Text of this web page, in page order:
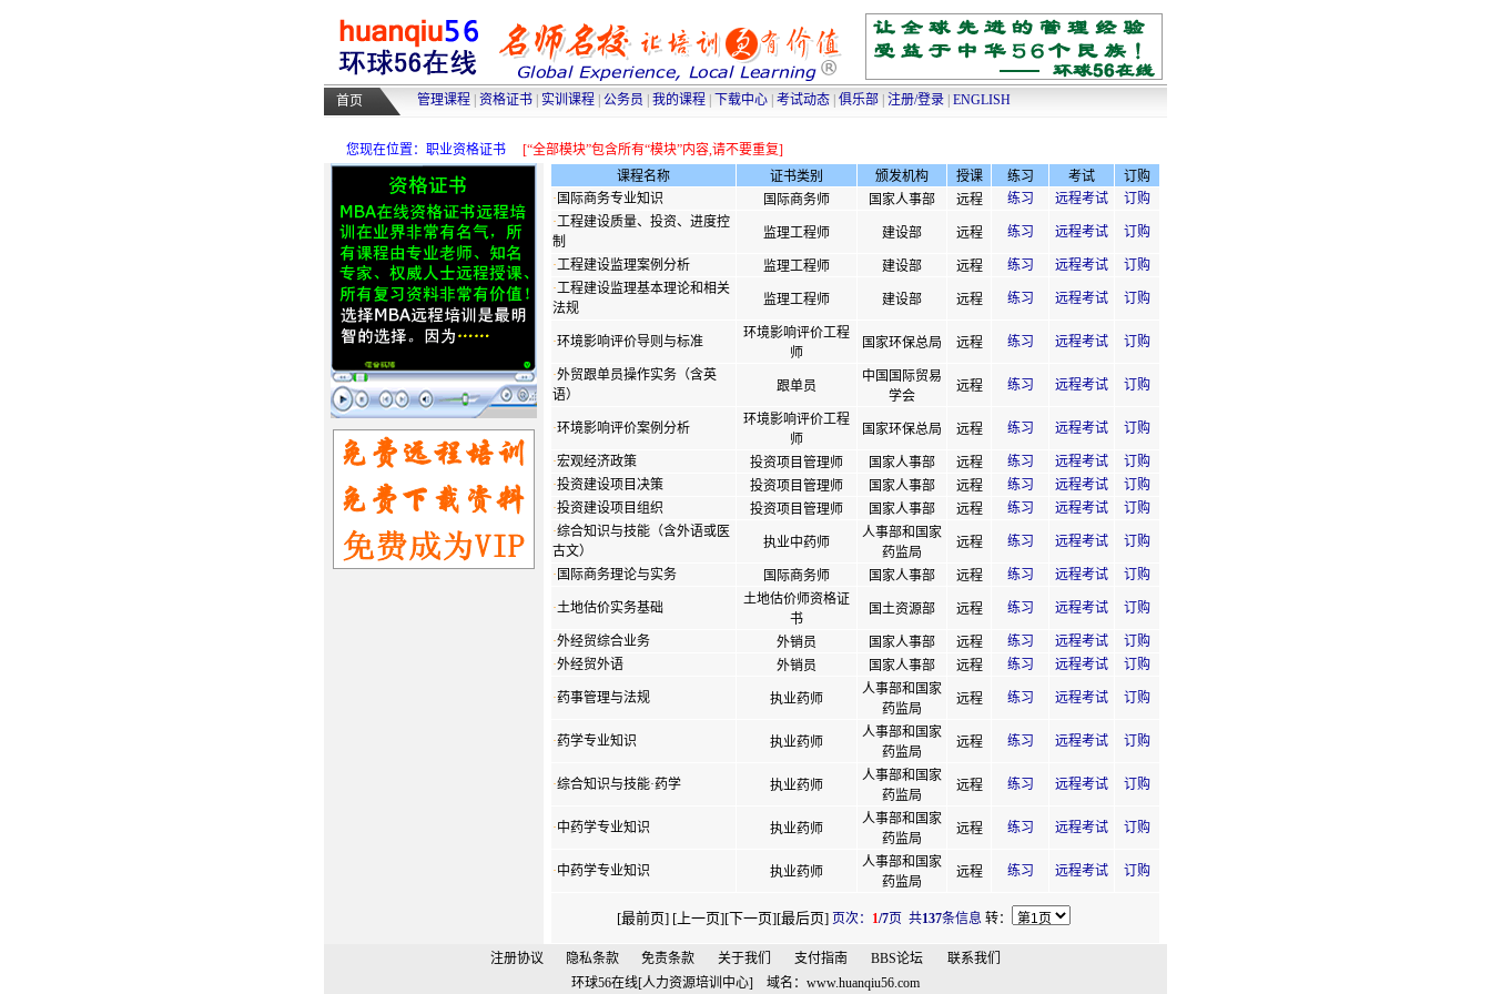
高级人力资源管理师培训 |高级物流师培训|
采购师培训 |物流师培训 人力资源管理师
首页 管理课程 资格证书 实训课程 公务员 我的课程 下载中心 考试动态 俱乐部 注册/登录 ENGLISH
您现在位置：职业资格证书 [“全部模块”包含所有“模块”内容,请不要重复]
课程名称
证书类别 颁发机构 授课 练习 考试
订购
· 国际商务专业知识 国际商务师 国家人事部 远程 练习 远程考试
订购
·工程建设质量、投资、进度控
制
监理工程师 建设部 远程 练习 远程考试 订购
·工程建设监理案例分析 监理工程师 建设部 远程 练习 远程考试
订购
·工程建设监理基本理论和相关
法规
监理工程师 建设部 远程 练习 远程考试 订购
·环境影响评价导则与标准
环境影响评价工程
师
国家环保总局 远程 练习 远程考试 订购
·外贸跟单员操作实务（含英
语）
跟单员
中国国际贸易
学会
远程 练习 远程考试 订购
·环境影响评价案例分析
环境影响评价工程
师
国家环保总局 远程 练习 远程考试 订购
·宏观经济政策 投资项目管理师 国家人事部 远程 练习 远程考试
订购
·投资建设项目决策 投资项目管理师 国家人事部 远程 练习 远程考试
订购
·投资建设项目组织 投资项目管理师 国家人事部 远程 练习 远程考试
订购
·综合知识与技能（含外语或医
古文）
执业中药师
人事部和国家
药监局
远程 练习 远程考试 订购
· 国际商务理论与实务 国际商务师 国家人事部 远程 练习 远程考试 订购
·土地估价实务基础
土地估价师资格证
书
国土资源部 远程 练习 远程考试 订购
·外经贸综合业务 外销员 国家人事部 远程 练习 远程考试
订购
·外经贸外语 外销员 国家人事部 远程 练习 远程考试 订购
·药事管理与法规 执业药师
人事部和国家
药监局
远程 练习 远程考试 订购
·药学专业知识 执业药师
人事部和国家
药监局
远程 练习 远程考试 订购
·综合知识与技能·药学 执业药师
人事部和国家
药监局
远程 练习 远程考试 订购
·中药学专业知识 执业药师
人事部和国家
药监局
远程 练习 远程考试 订购
·中药学专业知识 执业药师
人事部和国家
药监局
远程 练习 远程考试 订购
[最前页] [上一页][下一页][最后页] 页次： 1/7页 共137条信息转：
注册协议 隐私条款 免责条款 关于我们 支付指南 BBS论坛
联系我们
环球56在线[人力资源培训中心] 域名： www.huanqiu56.com